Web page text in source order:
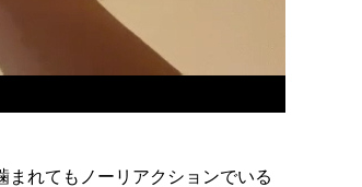
まれてもノーリアクションでいる